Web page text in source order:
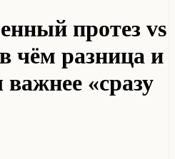
протез vs
чём разница и
«сразу